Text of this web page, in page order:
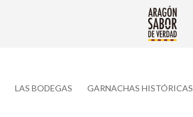
LAS BODEGAS GARNACHAS HISTÓRICAS